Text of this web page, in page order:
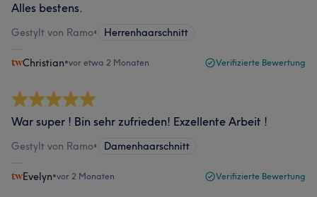
Alles bestens.
Gestylt von Ramo• Herrenhaarschnitt
Christian•vor etwa 2 Monaten Verifizierte Bewertung
War super ! Bin sehr zufrieden! Exzellente Arbeit !
Gestylt von Ramo• Damenhaarschnitt
Evelyn•vor 2 Monaten Verifizierte Bewertung